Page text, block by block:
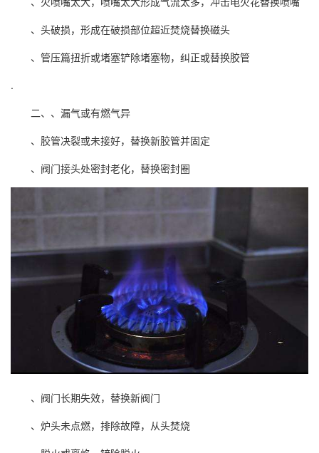
、头破损，形成在破损部位超近焚烧替换磁头
、管压篇扭折或堵塞铲除堵塞物，纠正或替换胶管
.
二、、漏气或有燃气异
、胶管决裂或未接好，替换新胶管并固定
、阀门接头处密封老化，替换密封圈
、阀门长期失效，替换新阀门
、炉头未点燃，排除故障，从头焚烧